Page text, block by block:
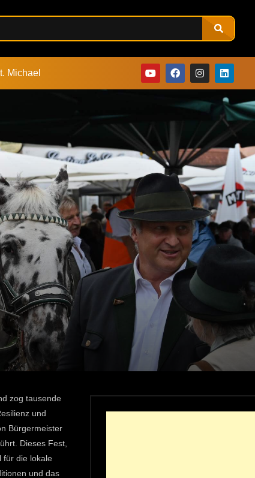
Michael
zog tausende
und
Bürgermeister
Dieses Fest,
für die lokale
und das